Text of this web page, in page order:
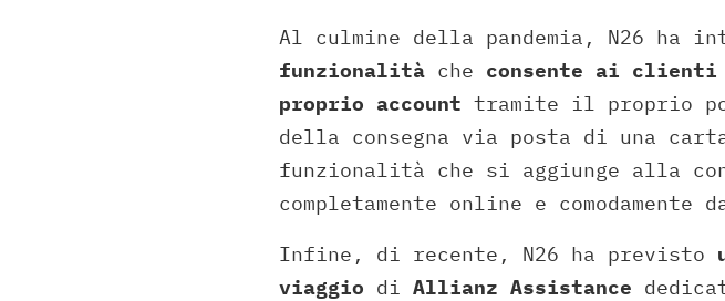
Al culmine della pandemia, N26 ha
funzionalità che consente ai clienti
proprio account tramite il proprio
della consegna via posta di una
funzionalità che si aggiunge alla
completamente online e
Infine, di recente, N26 ha previsto
viaggio di Allianz Assistance